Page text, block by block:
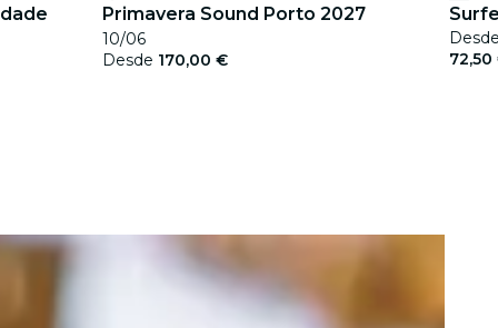
Primavera Sound Porto 2027
10/06
Desde 170,00 €